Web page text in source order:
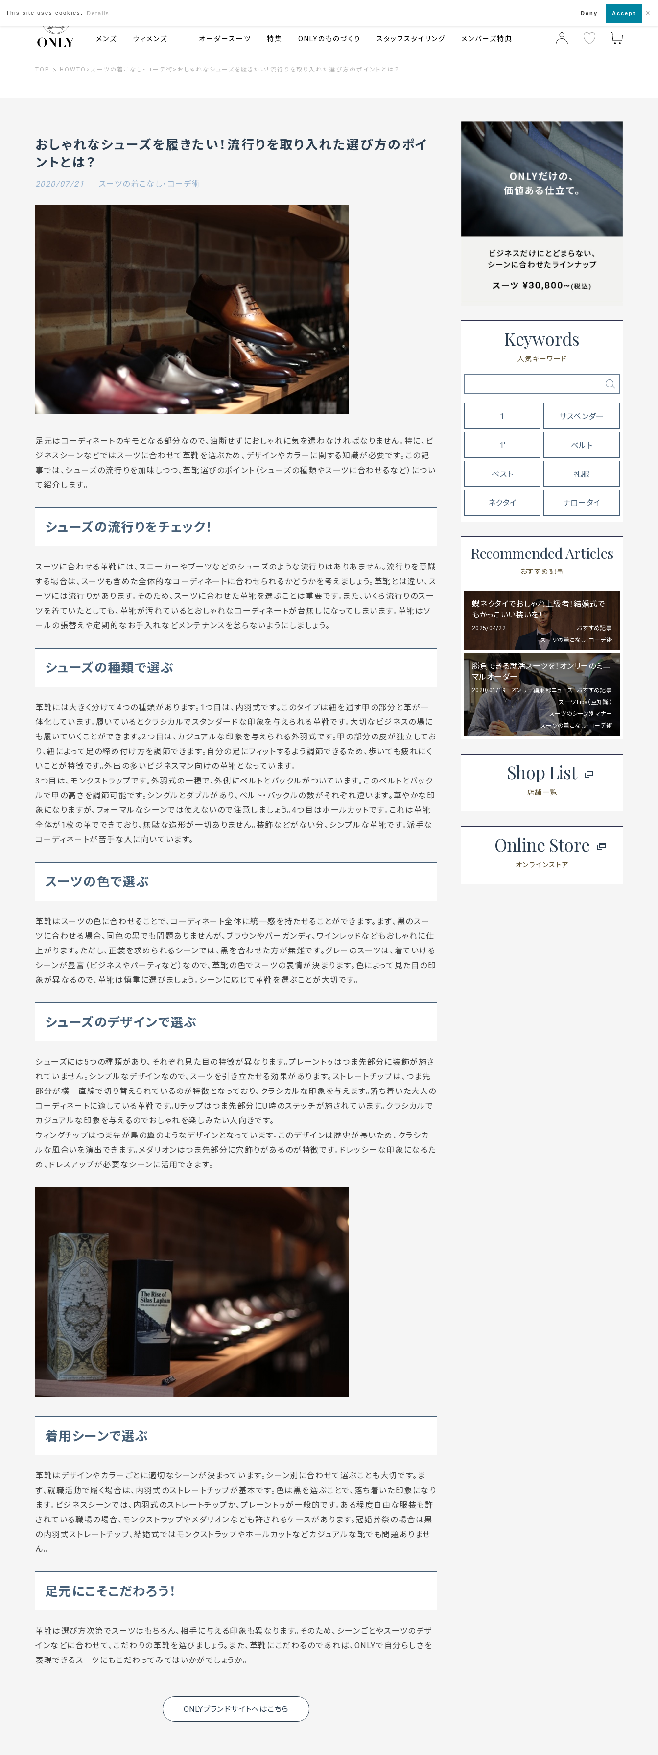
京都発のスーツブランド ONLY 店舗一覧・来店予約
メンズ ウィメンズ オーダースーツ 特集 ONLYのものづくり スタッフスタイリング メンバーズ特典
TOP HOWTO > スーツの着こなし・コーデ術 > おしゃれなシューズを履きたい！流行りを取り入れた選び方のポイントとは？
おしゃれなシューズを履きたい！流行りを取り入れた選び方のポイ
ントとは？
2020/07/21 スーツの着こなし・コーデ術
足元はコーディネートのキモとなる部分なので、油断せずにおしゃれに気を遣わなければなりません。特に、ビ
ジネスシーンなどではスーツに合わせて革靴を選ぶため、デザインやカラーに関する知識が必要です。この記
事では、シューズの流行りを加味しつつ、革靴選びのポイント（シューズの種類やスーツに合わせるなど）につい
て紹介します。
シューズの流行りをチェック！
スーツに合わせる革靴には、スニーカーやブーツなどのシューズのような流行りはありあません。流行りを意識
する場合は、スーツも含めた全体的なコーディネートに合わせられるかどうかを考えましょう。革靴とは違い、ス
ーツには流行りがあります。そのため、スーツに合わせた革靴を選ぶことは重要です。また、いくら流行りのスー
ツを着ていたとしても、革靴が汚れているとおしゃれなコーディネートが台無しになってしまいます。革靴はソ
ールの張替えや定期的なお手入れなどメンテナンスを怠らないようにしましょう。
シューズの種類で選ぶ
革靴には大きく分けて4つの種類があります。1つ目は、内羽式です。このタイプは紐を通す甲の部分と革が一
体化しています。履いているとクラシカルでスタンダードな印象を与えられる革靴です。大切なビジネスの場に
も履いていくことができます。2つ目は、カジュアルな印象を与えられる外羽式です。甲の部分の皮が独立してお
り、紐によって足の締め付け方を調節できます。自分の足にフィットするよう調節できるため、歩いても疲れにく
いことが特徴です。外出の多いビジネスマン向けの革靴となっています。
3つ目は、モンクストラップです。外羽式の一種で、外側にベルトとバックルがついています。このベルトとバック
ルで甲の高さを調節可能です。シングルとダブルがあり、ベルト・バックルの数がそれぞれ違います。華やかな印
象になりますが、フォーマルなシーンでは使えないので注意しましょう。4つ目はホールカットです。これは革靴
全体が1枚の革でできており、無駄な造形が一切ありません。装飾などがない分、シンプルな革靴です。派手な
コーディネートが苦手な人に向いています。
スーツの色で選ぶ
革靴はスーツの色に合わせることで、コーディネート全体に統一感を持たせることができます。まず、黒のスー
ツに合わせる場合、同色の黒でも問題ありませんが、ブラウンやバーガンディ、ワインレッドなどもおしゃれに仕
上がります。ただし、正装を求められるシーンでは、黒を合わせた方が無難です。グレーのスーツは、着ていける
シーンが豊富（ビジネスやパーティなど）なので、革靴の色でスーツの表情が決まります。色によって見た目の印
象が異なるので、革靴は慎重に選びましょう。シーンに応じて革靴を選ぶことが大切です。
シューズのデザインで選ぶ
シューズには5つの種類があり、それぞれ見た目の特徴が異なります。プレーントゥはつま先部分に装飾が施さ
れていません。シンプルなデザインなので、スーツを引き立たせる効果があります。ストレートチップは、つま先
部分が横一直線で切り替えられているのが特徴となっており、クラシカルな印象を与えます。落ち着いた大人の
コーディネートに適している革靴です。Uチップはつま先部分にU時のステッチが施されています。クラシカルで
カジュアルな印象を与えるのでおしゃれを楽しみたい人向きです。
ウィングチップはつま先が鳥の翼のようなデザインとなっています。このデザインは歴史が長いため、クラシカ
ルな風合いを演出できます。メダリオンはつま先部分に穴飾りがあるのが特徴です。ドレッシーな印象になるた
め、ドレスアップが必要なシーンに活用できます。
着用シーンで選ぶ
革靴はデザインやカラーごとに適切なシーンが決まっています。シーン別に合わせて選ぶことも大切です。ま
ず、就職活動で履く場合は、内羽式のストレートチップが基本です。色は黒を選ぶことで、落ち着いた印象になり
ます。ビジネスシーンでは、内羽式のストレートチップか、プレーントゥが一般的です。ある程度自由な服装も許
されている職場の場合、モンクストラップやメダリオンなども許されるケースがあります。冠婚葬祭の場合は黒
の内羽式ストレートチップ、結婚式ではモンクストラップやホールカットなどカジュアルな靴でも問題ありませ
ん。
足元にこそこだわろう！
革靴は選び方次第でスーツはもちろん、相手に与える印象も異なります。そのため、シーンごとやスーツのデザ
インなどに合わせて、こだわりの革靴を選びましょう。また、革靴にこだわるのであれば、ONLYで自分らしさを
表現できるスーツにもこだわってみてはいかがでしょうか。
ONLYブランドサイトへはこちら
Keywords
人気キーワード
1 サスペンダー
1' ベルト
ベスト 礼服
ネクタイ ナロータイ
Recommended Articles
おすすめ記事
蝶ネクタイでおしゃれ上級者！結婚式で
もかっこいい装いを！
2025/04/22
おすすめ記事
スーツの着こなし・コーデ術
勝負できる就活スーツを！オンリーのミニ
マルオーダー
2020/01/19 おすすめ記事
オンリー編集部ニュース
スーツTips（豆知識）
スーツのシーン別マナー
スーツの着こなし・コーデ術
Shop List
店舗一覧
Online Store
オンラインストア
This site uses cookies. Details Deny Accept ×